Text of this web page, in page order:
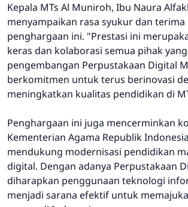
Kepala MTs Al Muniroh, Ibu Naura
menyampaikan rasa syukur dan terima
penghargaan ini. "Prestasi ini
keras dan kolaborasi semua pihak
pengembangan Perpustakaan Digital
berkomitmen untuk terus berinovasi
meningkatkan kualitas pendidikan di
Penghargaan ini juga mencerminkan
Kementerian Agama Republik
mendukung modernisasi pendidikan
digital. Dengan adanya Perpustakaan
diharapkan penggunaan teknologi
menjadi sarana efektif untuk